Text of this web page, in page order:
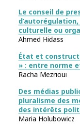
Le conseil de
culturelle ou
Ahmed Hidass
État et
» : entre norme
Racha Mezrioui
Des médias
pluralisme des
des intérêts
Maria Holubowicz